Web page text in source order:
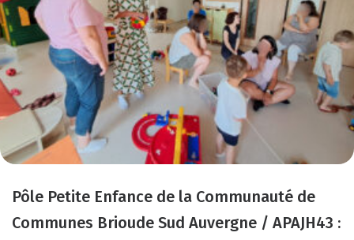
Pôle Petite Enfance de la Communauté de
Communes Brioude Sud Auvergne / APAJH43 :